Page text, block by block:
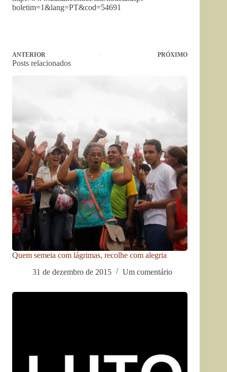
boletim=1&lang=PT&cod=54691
ANTERIOR PRÓXIMO
Posts relacionados
Quem semeia com lágrimas, recolhe com alegria
31 de dezembro de 2015
Um comentário